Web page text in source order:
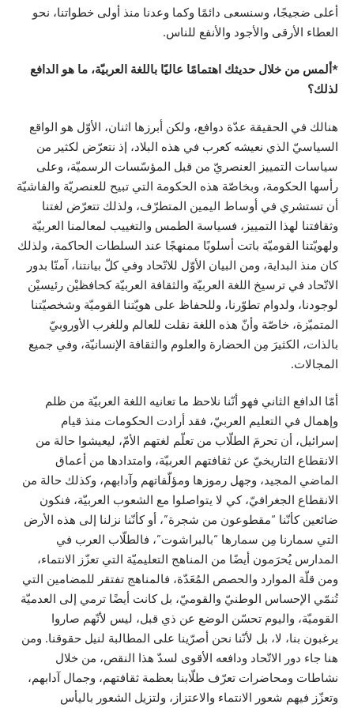
أعلى ضجيجًا، وسنسعى دائمًا وكما وعدنا منذ أولى خطواتنا، نحو
العطاء الأرقى والأجود والأنفع للناس.
*ألمس من خلال حديثك اهتمامًا عاليًا باللغة العربيّة، ما هو الدافع
لذلك؟
هنالك في الحقيقة عدّة دوافع، ولكن أبرزها اثنان، الأوّل هو الواقع
السياسيّ الذي نعيشه كعرب في هذه البلاد، إذ نتعرّض لكثير من
سياسات التمييز العنصريّ من قبل المؤسّسات الرسميّة، وعلى
رأسها الحكومة، وبخاصّة هذه الحكومة التي تبيح للعنصريّة والفاشيّة
أن تستشري في أوساط اليمين المتطرّف، ولذلك تتعرّض لغتنا
وثقافتنا لهذا التمييز، فسياسة الطمس والتغييب لمعالمنا العربيّة
ولهويّتنا القوميّة باتت أسلوبًا ممنهجًا عند السلطات الحاكمة، ولذلك
كان منذ البداية، ومن البيان الأوّل للاتّحاد وفي كلّ بيانتنا، آمنّا بدور
الاتّحاد في ترسيخ اللغة العربيّة والثقافة العربيّة كحافظيْن رئيسيْن
لوجودنا، ولدوام تطوّرنا، وللحفاظ على هويّتنا القوميّة وشخصيّتنا
المتميّزة، خاصّة وأنّ هذه اللغة نقلت للعالم وللغرب الأوروبيّ
بالذات، الكثيرَ مِن الحضارة والعلوم والثقافة الإنسانيّة، وفي جميع
المجالات.
أمّا الدافع الثاني فهو أنّنا نلاحظ ما تعانيه اللغة العربيّة من ظلم
وإهمال في التعليم العربيّ، فقد أرادت الحكومات منذ قيام
إسرائيل، أن تحرمَ الطلّاب من تعلّم لغتهم الأمّ، ليعيشوا حالة من
الانقطاع التاريخيّ عن ثقافتهم العربيّة، وامتدادها من أعماق
الماضي المجيد، وجهل رموزها ومؤلّفاتهم وآدابهم، وكذلك حالة من
الانقطاع الجغرافيّ، كي لا يتواصلوا مع الشعوب العربيّة، فنكون
ضائعين كأنّنا “مقطوعون من شجرة”، أو كأنّنا نزلنا إلى هذه الأرض
التي سمارنا مِن سمارها “بالبراشوت”، فالطلّاب العرب في
المدارس يُحرَمون أيضًا من المناهج التعليميّة التي تعزّز الانتماء،
ومن قلّة الموارد والحصص المُعَدّة، فالمناهج تفتقر للمضامين التي
تُنمّي الإحساس الوطنيّ والقوميّ، بل كانت أيضًا ترمي إلى العدميّة
القوميّة، واليوم تحسّن الوضع عن ذي قبل، ليس لأنّهم صاروا
يرغبون بنا، لا، بل لأنّنا نحن أصرّينا على المطالبة لنيل حقوقنا. ومن
هنا جاء دور الاتّحاد ودافعه الأقوى لسدّ هذا النقص، من خلال
نشاطات ومحاضرات تعرّف طلّابنا بعظمة ثقافتهم، وجمال آدابهم،
وتعزّز فيهم شعور الانتماء والاعتزاز، ولتزيل الشعور باليأس